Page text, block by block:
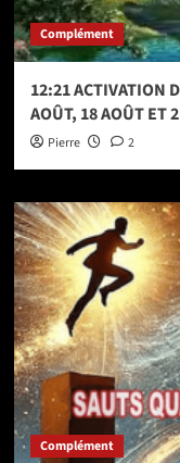
Complément
12:21 ACTIVATION
AOÛT, 18 AOÛT ET
Pierre 2
Complément